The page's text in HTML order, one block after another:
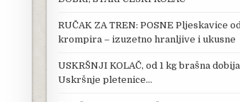
RUČAK ZA TREN: POSNE Pljeskavice
krompira – izuzetno hranljive i ukusne
USKRŠNJI KOLAČ, od 1 kg brašna
Uskršnje pletenice…